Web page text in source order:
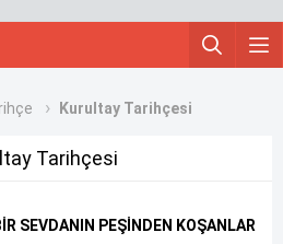
Kurultay Tarihçesi
Tarihçesi
SEVDANIN PEŞİNDEN KOŞANLAR